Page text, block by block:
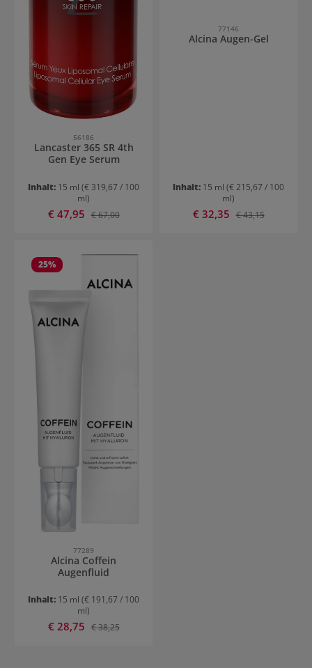
56186
Lancaster 365 SR 4th
Gen Eye Serum
Inhalt: 15 ml (€ 319,67 / 100
ml)
Verkaufspreis:
€ 47,95 Regulärer Preis:
€ 67,00
77146
Alcina Augen-Gel
Inhalt: 15 ml (€ 215,67 / 100
ml)
Verkaufspreis:
€ 32,35 Regulärer Preis:
€ 43,15
25%
77289
Alcina Coffein
Augenfluid
Inhalt: 15 ml (€ 191,67 / 100
ml)
Verkaufspreis:
€ 28,75 Regulärer Preis:
€ 38,25